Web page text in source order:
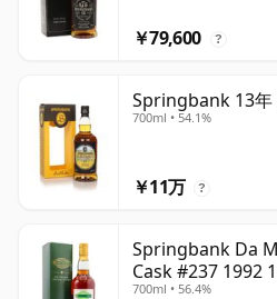
￥79,600 ?
Springbank 13年
700ml • 54.1%
￥11万 ?
Springbank Da
Cask #237 1992
700ml • 56.4%